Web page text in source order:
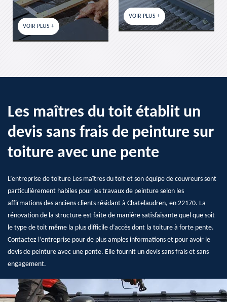
VOIR PLUS + VOIR PLUS +
Les maîtres du toit établit un
devis sans frais de peinture sur
toiture avec une pente
L’entreprise de toiture Les maîtres du toit et son équipe de couvreurs sont
particulièrement habiles pour les travaux de peinture selon les
affirmations des anciens clients résidant à Chatelaudren, en 22170. La
rénovation de la structure est faite de manière satisfaisante quel que soit
le type de toit même la plus difficile d’accès dont la toiture à forte pente.
Contactez l’entreprise pour de plus amples informations et pour avoir le
devis de peinture avec une pente. Elle fournit un devis sans frais et sans
engagement.